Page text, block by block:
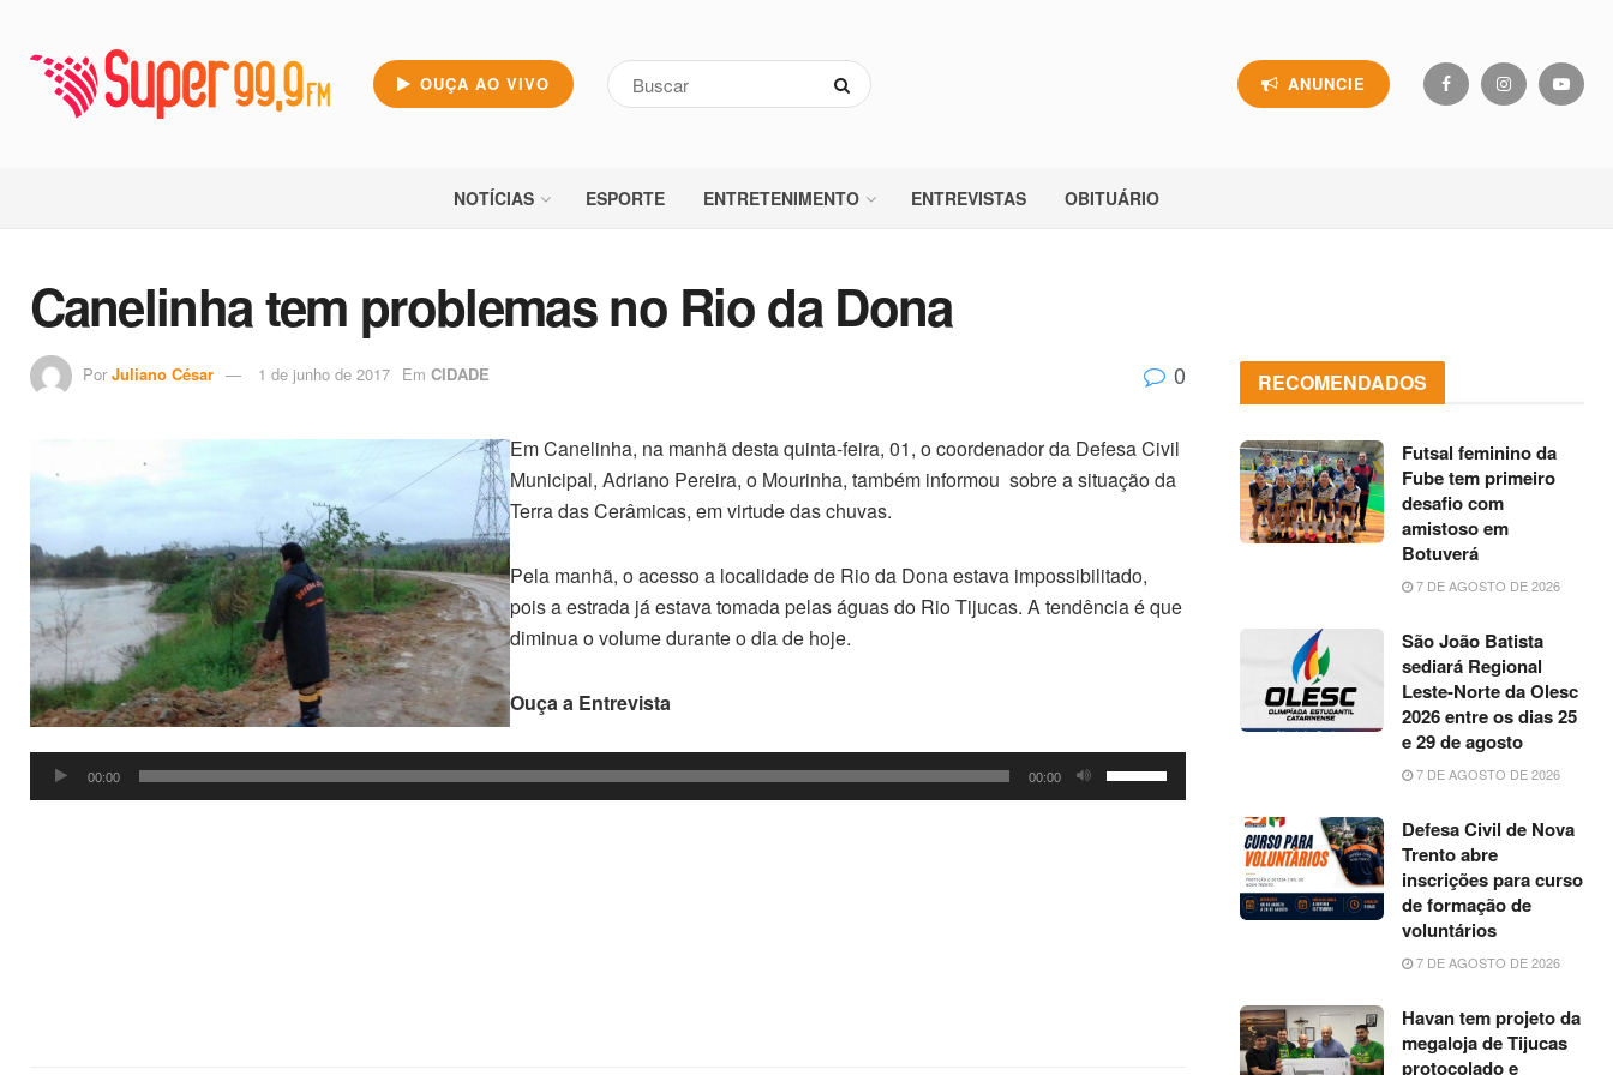
OUÇA AO VIVO ANUNCIE
NOTÍCIAS ESPORTE ENTRETENIMENTO ENTREVISTAS OBITUÁRIO
Canelinha tem problemas no Rio da Dona
Por Juliano César 1 de junho de 2017 Em CIDADE 0
Em Canelinha, na manhã desta quinta-feira, 01, o coordenador da Defesa Civil
Municipal, Adriano Pereira, o Mourinha, também informou sobre a situação da
Terra das Cerâmicas, em virtude das chuvas.
Pela manhã, o acesso a localidade de Rio da Dona estava impossibilitado,
pois a estrada já estava tomada pelas águas do Rio Tijucas. A tendência é que
diminua o volume durante o dia de hoje.
Ouça a Entrevista
Tocador
de
00:00 00:00
as
RECOMENDADOS
Futsal feminino da
Fube tem primeiro
desafio com
amistoso em
Botuverá
7 DE AGOSTO DE 2026
São João Batista
sediará Regional
Leste-Norte da Olesc
2026 entre os dias 25
e 29 de agosto
7 DE AGOSTO DE 2026
Defesa Civil de Nova
Trento abre
inscrições para curso
de formação de
voluntários
7 DE AGOSTO DE 2026
Havan tem projeto da
megaloja de Tijucas
protocolado e